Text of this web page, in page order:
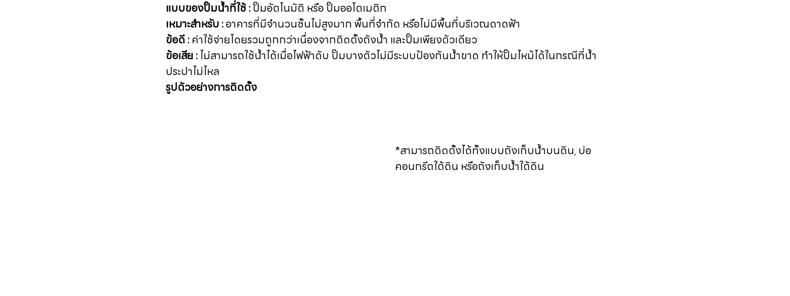
แบบของปั๊มน้ำที่ใช้ : ปั๊มอัตโนมัติ หรือ ปั๊มออโตเมติก
เหมาะสำหรับ : อาคารที่มีจำนวนชั้นไม่สูงมาก พื้นที่จำกัด หรือไม่มีพื้นที่บริเวณดาดฟ้า
ข้อดี : ค่าใช้จ่ายโดยรวมถูกกว่าเนื่องจากติดตั้งถังน้ำ และปั๊มเพียงตัวเดียว
ข้อเสีย : ไม่สามารถใช้น้ำได้เมื่อไฟฟ้าดับ ปั๊มบางตัวไม่มีระบบป้องกันน้ำขาด ทำให้ปั๊มไหม้ได้ในกรณีที่น้ำ
ประปาไม่ไหล
รูปตัวอย่างการติดตั้ง
*สามารถติดตั้งได้ทั้งแบบถังเก็บน้ำบนดิน, บ่อ
คอนกรีตใต้ดิน หรือถังเก็บน้ำใต้ดิน